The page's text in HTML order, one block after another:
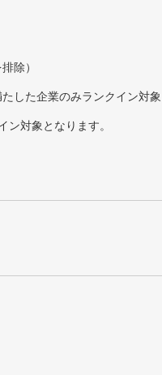
除）
した企業のみランクイン対
対象となります。